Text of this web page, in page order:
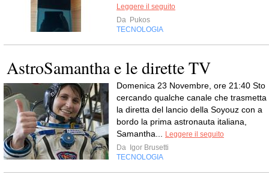
Leggere il seguito
Da Pukos
TECNOLOGIA
AstroSamantha e le dirette TV
Domenica 23 Novembre, ore 21:40 Sto
cercando qualche canale che trasmetta
la diretta del lancio della Soyouz con a
bordo la prima astronauta italiana,
Samantha...
Leggere il seguito
Da
Igor Brusetti
TECNOLOGIA